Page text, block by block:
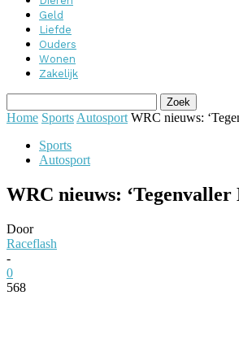
Geld
Liefde
Ouders
Wonen
Zakelijk
Home Sports Autosport WRC nieuws:
Sports
Autosport
WRC nieuws:
Door
Raceflash
-
0
568